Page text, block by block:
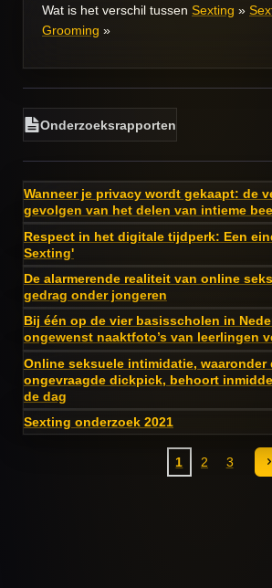
Wat is het verschil tussen Sexting »
Grooming »
Onderzoeksrapporten
Wanneer je privacy wordt gekaapt: de
gevolgen van het delen van intieme
Respect in het digitale tijdperk: Een
Sexting'
De alarmerende realiteit van online
gedrag onder jongeren
Bij één op de vier basisscholen in
ongewenst naaktfoto’s van leerlingen
Online seksuele intimidatie, waaronder
ongevraagde dickpick, behoort
de dag
Sexting onderzoek 2021
1 2 3